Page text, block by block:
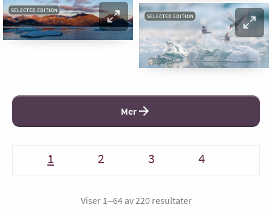
SELECTED EDITION
SELECTED EDITION
Mer
1 2 3 4
Viser 1–64 av 220 resultater